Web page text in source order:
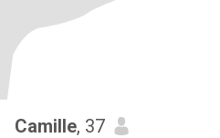
Camille, 37